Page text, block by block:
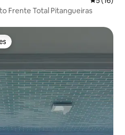
Frente Total Pitangueiras
dos hóspedes